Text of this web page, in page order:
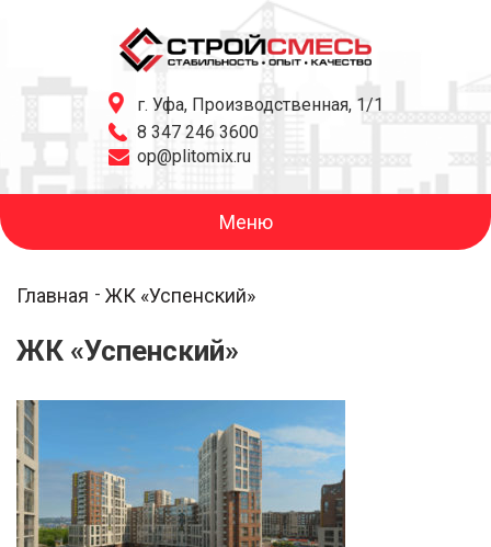
г. Уфа, Производственная, 1/1
8 347 246 3600
op@plitomix.ru
Меню
Главная ЖК «Успенский»
ЖК «Успенский»